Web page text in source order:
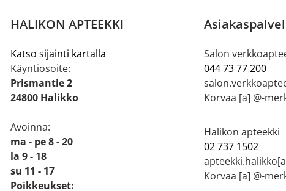
HALIKON APTEEKKI
Katso sijainti kartalla
Käyntiosoite:
Prismantie 2
24800 Halikko
Avoinna:
ma - pe 8 - 20
la 9 - 18
su 11 - 17
Poikkeukset:
Salon
044 73 77 200
Korvaa [a] @-
Halikon apteekki
02 737 1502
Korvaa [a] @-